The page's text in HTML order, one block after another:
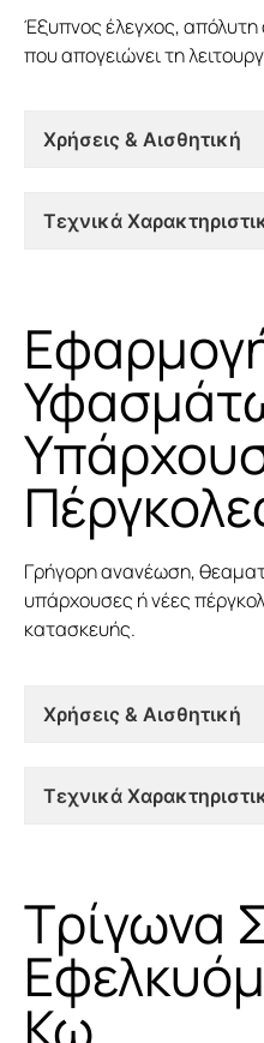
Έξυπνος έλεγχος, απόλυτη
που απογειώνει τη
Χρήσεις & Αισθητική
Τεχνικά
Γρήγορη ανανέωση,
υπάρχουσες ή νέες
κατασκευής.
Χρήσεις & Αισθητική
Τεχνικά
Τρίγωνα
Κω